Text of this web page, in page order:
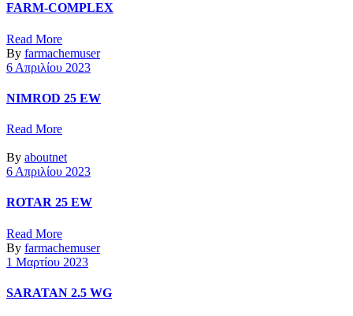
FARM-COMPLEX
Read More
By farmachemuser
6 Απριλίου 2023
NIMROD 25 EW
Read More
By aboutnet
6 Απριλίου 2023
ROTAR 25 EW
Read More
By farmachemuser
1 Μαρτίου 2023
SARATAN 2.5 WG